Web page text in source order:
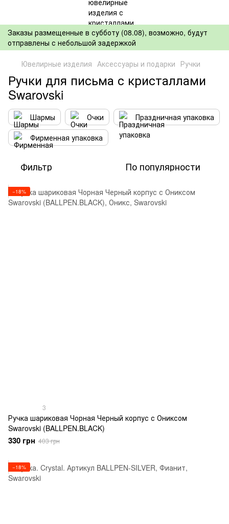
Заказы размещенные в субботу (08.08), возможно, будут
отправлены с небольшой задержкой
Ювелирные изделия Аксессуары и подарки Ручки
Ручки для письма с кристаллами
Swarovski
Шармы Очки
Праздничная упаковка
Фирменная упаковка
Фильтр По популярности
−18%
3
Ручка шариковая Чорная Черный корпус с Ониксом
Swarovski (BALLPEN.BLACK)
330 грн 403 грн
−18%